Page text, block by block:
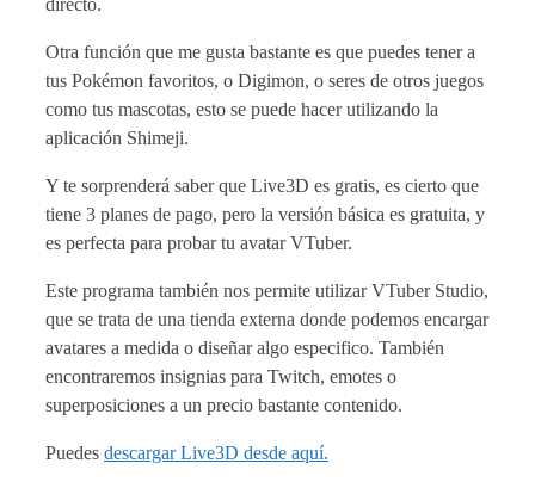
directo.
Otra función que me gusta bastante es que puedes tener a
tus Pokémon favoritos, o Digimon, o seres de otros juegos
como tus mascotas, esto se puede hacer utilizando la
aplicación Shimeji.
Y te sorprenderá saber que Live3D es gratis, es cierto que
tiene 3 planes de pago, pero la versión básica es gratuita, y
es perfecta para probar tu avatar VTuber.
Este programa también nos permite utilizar VTuber Studio,
que se trata de una tienda externa donde podemos encargar
avatares a medida o diseñar algo especifico. También
encontraremos insignias para Twitch, emotes o
superposiciones a un precio bastante contenido.
Puedes descargar Live3D desde aquí.